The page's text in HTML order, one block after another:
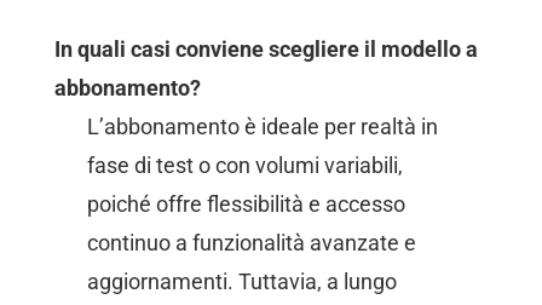
In quali casi conviene scegliere il modello a
abbonamento?
L’abbonamento è ideale per realtà in
fase di test o con volumi variabili,
poiché offre flessibilità e accesso
continuo a funzionalità avanzate e
aggiornamenti. Tuttavia, a lungo